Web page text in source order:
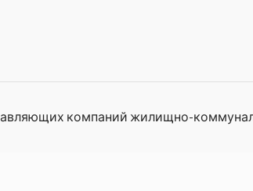
компаний жилищно-